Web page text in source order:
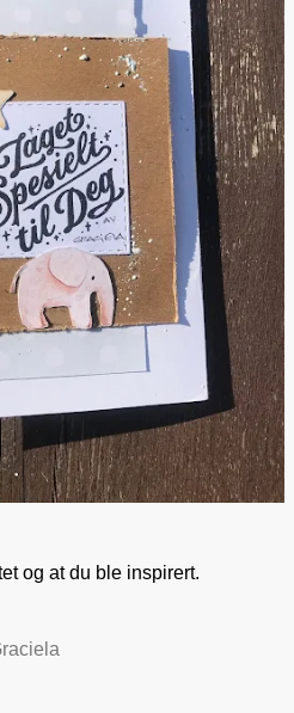
og at du ble inspirert.